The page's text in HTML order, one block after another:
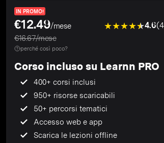
IN PROMO!
€12.49/mese
€16.67/mese
4.6
perché così poco?
Corso incluso su Learnn PRO
400+ corsi inclusi
950+ risorse scaricabili
50+ percorsi tematici
Accesso web e app
Scarica le lezioni offline